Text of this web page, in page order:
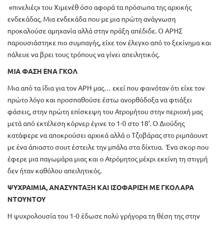
«πινελιές» του Χιμενέθ όσο αφορά τα πρόσωπα της αρχικής
ενδεκάδας. Μια ενδεκάδα που με μια πρώτη ανάγνωση
προκαλούσε αμηχανία αλλά στην πράξη απέδιδε. Ο ΑΡΗΣ
παρουσιάστηκε πιο συμπαγής, είχε τον έλεγχο από το ξεκίνημα και
πάλευε να βρει τους τρόπους να γίνει απειλητικός.
ΜΙΑ ΦΑΣΗ ΕΝΑ ΓΚΟΛ
Μια από τα ίδια για τον ΑΡΗ μας… εκεί που φαινόταν ότι είχε τον
πρώτο λόγο και προσπαθούσε έστω ανορθόδοξα να φτιάξει
φάσεις, στην πρώτη επίσκεψη του Ατρομήτου στην περιοχή μας
μετά από εκτέλεση κόρνερ έγινε το 1-0 στο 18’. Ο Διούδης
κατάφερε να αποκρούσει αρχικά αλλά ο Τζοβάρας στο ριμπάουντ
με ένα άπιαστο σουτ έστειλε την μπάλα στα δίχτυα. Ένα σκορ που
έφερε μια παγωμάρα μιας και ο Ατρόμητος μέχρι εκείνη τη στιγμή
δεν ήταν καθόλου απειλητικός.
ΨΥΧΡΑΙΜΙΑ, ΑΝΑΣΥΝΤΑΞΗ ΚΑΙ ΙΣΟΦΑΡΙΣΗ ΜΕ ΓΚΟΛΑΡΑ
ΝΤΟΥΝΤΟΥ
Η ψυχρολουσία του 1-0 έδωσε πολύ γρήγορα τη θέση της στην